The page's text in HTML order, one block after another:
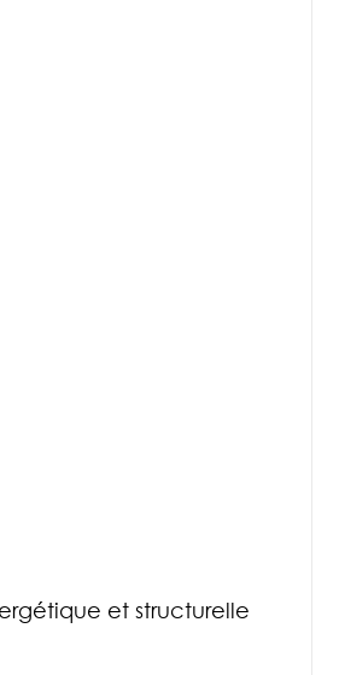
et structurelle